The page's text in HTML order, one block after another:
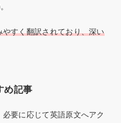
すく翻訳されており、深い
め記事
要に応じて英語原文へアク